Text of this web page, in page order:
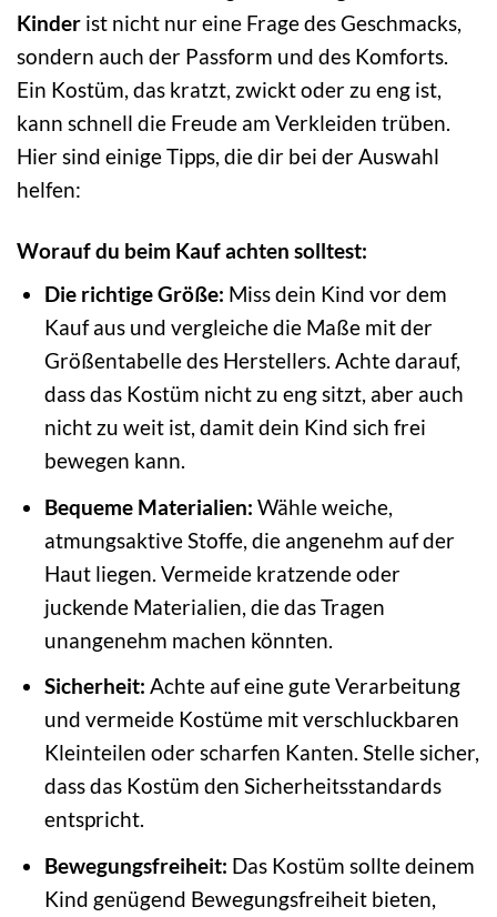
Kinder ist nicht nur eine Frage des Geschmacks,
sondern auch der Passform und des Komforts.
Ein Kostüm, das kratzt, zwickt oder zu eng ist,
kann schnell die Freude am Verkleiden trüben.
Hier sind einige Tipps, die dir bei der Auswahl
helfen:
Worauf du beim Kauf achten solltest:
Die richtige Größe: Miss dein Kind vor dem
Kauf aus und vergleiche die Maße mit der
Größentabelle des Herstellers. Achte darauf,
dass das Kostüm nicht zu eng sitzt, aber auch
nicht zu weit ist, damit dein Kind sich frei
bewegen kann.
Bequeme Materialien: Wähle weiche,
atmungsaktive Stoffe, die angenehm auf der
Haut liegen. Vermeide kratzende oder
juckende Materialien, die das Tragen
unangenehm machen könnten.
Sicherheit: Achte auf eine gute Verarbeitung
und vermeide Kostüme mit verschluckbaren
Kleinteilen oder scharfen Kanten. Stelle sicher,
dass das Kostüm den Sicherheitsstandards
entspricht.
Bewegungsfreiheit: Das Kostüm sollte deinem
Kind genügend Bewegungsfreiheit bieten,